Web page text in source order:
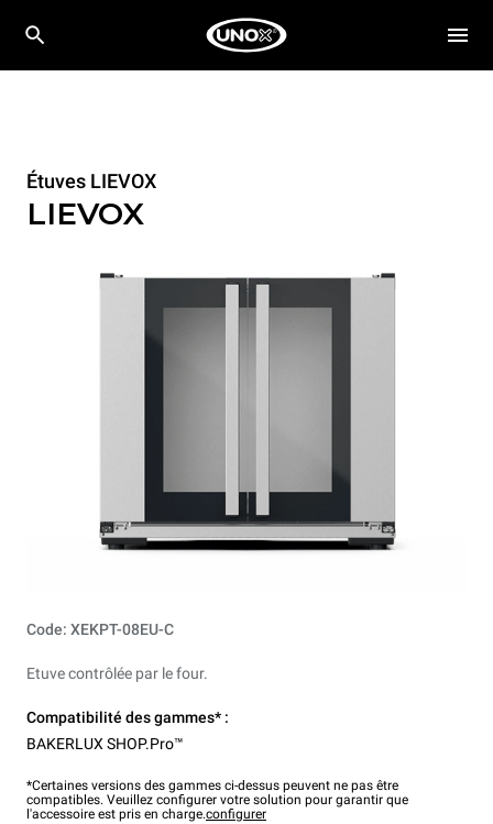
Étuves LIEVOX
LIEVOX
Code: XEKPT-08EU-C
Etuve contrôlée par le four.
Compatibilité des gammes* :
BAKERLUX SHOP.Pro™
*Certaines versions des gammes ci-dessus peuvent ne pas être
compatibles. Veuillez configurer votre solution pour garantir que
l'accessoire est pris en charge.configurer